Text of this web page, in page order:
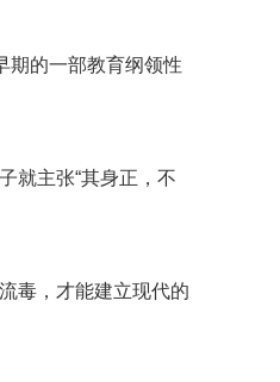
期的一部教育纲领性
就主张“其身正，不
毒，才能建立现代的